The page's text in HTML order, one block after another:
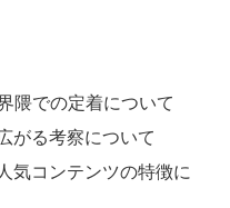
隈での定着について
がる考察について
気コンテンツの特徴に